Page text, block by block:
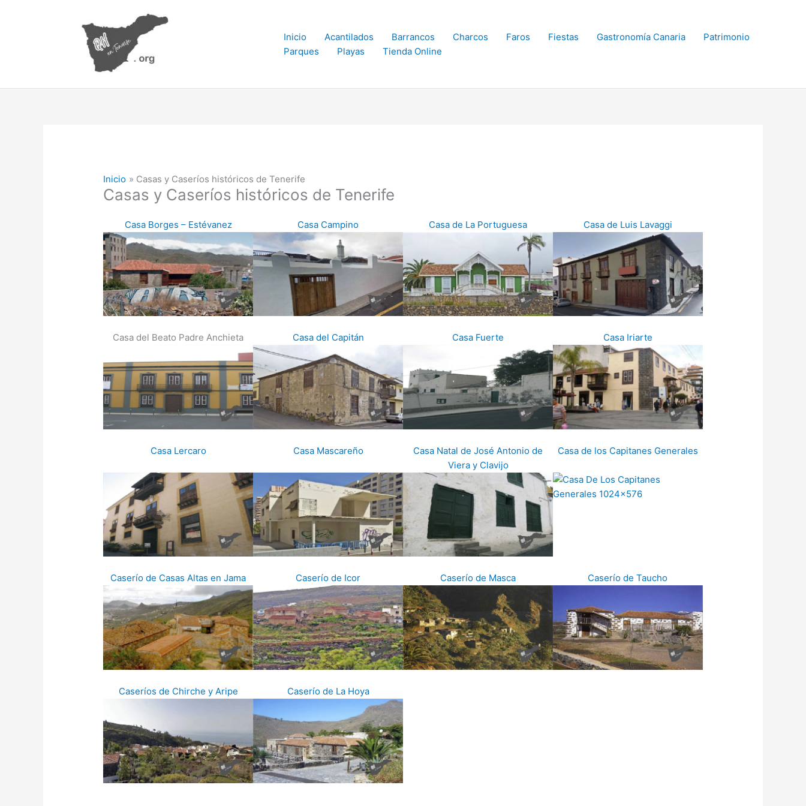
Inicio Acantilados Barrancos Charcos Faros Fiestas Gastronomía Canaria
Patrimonio
Parques
Playas Tienda Online
Inicio Casas y Caseríos históricos de Tenerife
Casas y Caseríos históricos de Tenerife
Casa Borges – Estévanez Casa Campino Casa de La Portuguesa Casa de Luis Lavaggi
Casa del Beato Padre Anchieta Casa del Capitán Casa Fuerte Casa Iriarte
Casa Lercaro Casa Mascareño
Casa Natal de José Antonio de
Viera y Clavijo
Casa de los Capitanes Generales
Caserío de Casas Altas en Jama Caserío de Icor Caserío de Masca Caserío de Taucho
Caseríos de Chirche y Aripe Caserío de La Hoya